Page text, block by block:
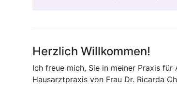
Herzlich Willkommen!
Ich freue mich, Sie in meiner Praxis
Hausarztpraxis von Frau Dr. Ricarda